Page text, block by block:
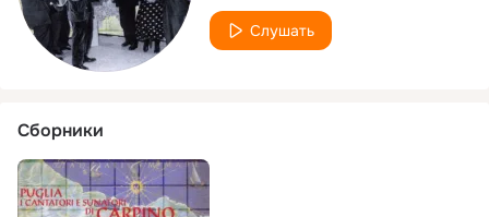
Слушать
Сборники